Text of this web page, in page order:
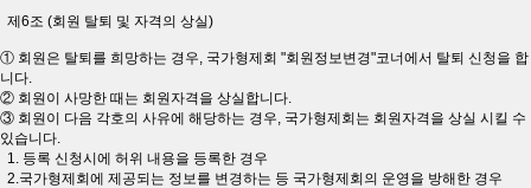
제6조 (회원 탈퇴 및 자격의 상실)
① 회원은 탈퇴를 희망하는 경우, 국가형제회 "회원정보변경"코너에서 탈퇴 신청을 합
니다.
② 회원이 사망한 때는 회원자격을 상실합니다.
③ 회원이 다음 각호의 사유에 해당하는 경우, 국가형제회는 회원자격을 상실 시킬 수
있습니다.
1. 등록 신청시에 허위 내용을 등록한 경우
2.국가형제회에 제공되는 정보를 변경하는 등 국가형제회의 운영을 방해한 경우